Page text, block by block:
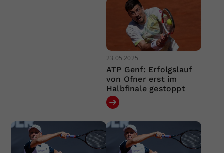
23.05.2025
ATP Genf: Erfolgslauf
von Ofner erst im
Halbfinale gestoppt